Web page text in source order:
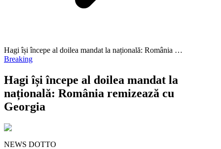
Hagi își începe al doilea mandat la națională: România …
Breaking
Hagi își începe al doilea mandat la
națională: România remizează cu
Georgia
NEWS DOTTO